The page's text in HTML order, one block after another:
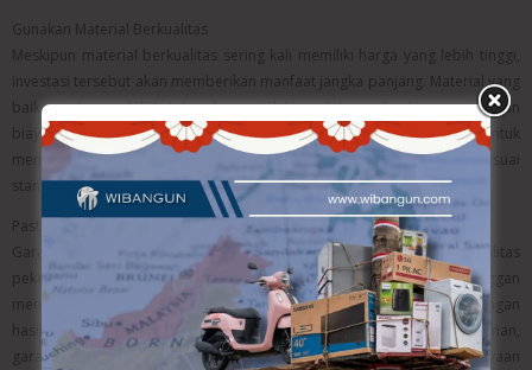
Gunakan Material Berkualitas
Meskipun material berkualitas sering kali memiliki harga yang lebih tinggi,
investasi tersebut akan memberikan manfaat jangka panjang. Material yang
baik cenderung lebih tahan lama, tidak mudah rusak, dan memerlukan
biaya perawatan yang lebih rendah. Oleh karena itu, penting untuk
memastikan bahwa penyedia jasa menggunakan material yang sesuai
standar dan memiliki kualitas yang terjamin.
Pastikan Ada Garansi
Garansi merupakan bentuk komitmen penyedia jasa terhadap kualitas
pekerjaan yang mereka hasilkan. Dengan adanya garansi, pelanggan
mendapatkan perlindungan apabila terjadi masalah yang berkaitan dengan
hasil renovasi dalam jangka waktu tertentu. Selain memberikan rasa aman,
garansi juga menunjukkan bahwa penyedia jasa memiliki kepercayaan